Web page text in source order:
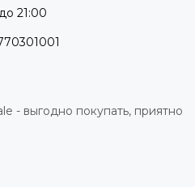
21:00
- выгодно покупать, приятно